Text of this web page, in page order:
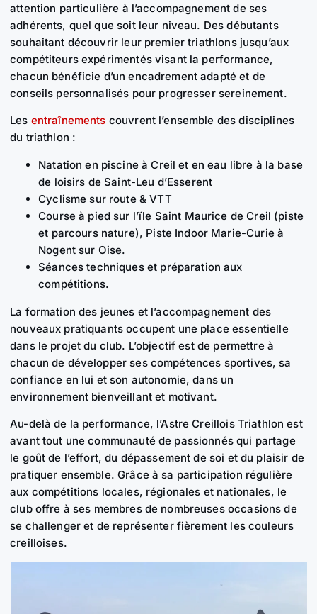
attention particulière à l’accompagnement de ses
adhérents, quel que soit leur niveau. Des débutants
souhaitant découvrir leur premier triathlons jusqu’aux
compétiteurs expérimentés visant la performance,
chacun bénéficie d’un encadrement adapté et de
conseils personnalisés pour progresser sereinement.
Les entraînements couvrent l’ensemble des disciplines
du triathlon :
Natation en piscine à Creil et en eau libre à la base
de loisirs de Saint-Leu d’Esserent
Cyclisme sur route & VTT
Course à pied sur l’ïle Saint Maurice de Creil (piste
et parcours nature), Piste Indoor Marie-Curie à
Nogent sur Oise.
Séances techniques et préparation aux
compétitions.
La formation des jeunes et l’accompagnement des
nouveaux pratiquants occupent une place essentielle
dans le projet du club. L’objectif est de permettre à
chacun de développer ses compétences sportives, sa
confiance en lui et son autonomie, dans un
environnement bienveillant et motivant.
Au-delà de la performance, l’Astre Creillois Triathlon est
avant tout une communauté de passionnés qui partage
le goût de l’effort, du dépassement de soi et du plaisir de
pratiquer ensemble. Grâce à sa participation régulière
aux compétitions locales, régionales et nationales, le
club offre à ses membres de nombreuses occasions de
se challenger et de représenter fièrement les couleurs
creilloises.